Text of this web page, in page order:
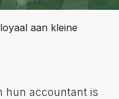
aan kleine
hun accountant is